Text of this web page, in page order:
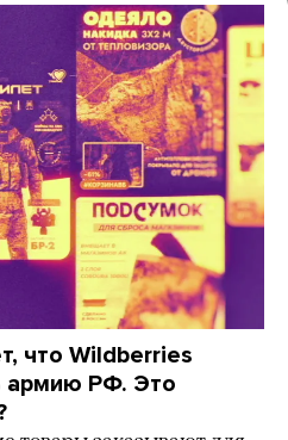
что Wildberries
армию РФ. Это